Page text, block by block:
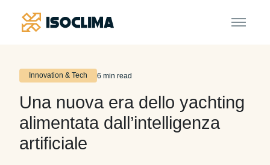
Innovation & Tech 6 min read
Una nuova era dello yachting
alimentata dall’intelligenza
artificiale